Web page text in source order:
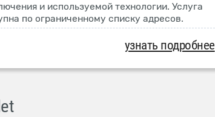
и используемой технологии. Услуга
по ограниченному списку адресов.
узнать подробнее